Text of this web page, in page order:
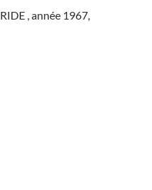
, année 1967,